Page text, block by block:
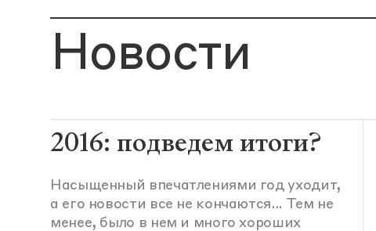
Новости
2016: подведем итоги?
Насыщенный впечатлениями год уходит,
а его новости все не кончаются... Тем не
менее, было в нем и много хороших